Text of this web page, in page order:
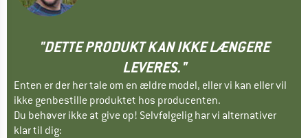
"DETTE PRODUKT KAN IKKE LÆNGERE
LEVERES."
Enten er der her tale om en ældre model, eller vi kan eller vil
ikke genbestille produktet hos producenten.
Du behøver ikke at give op! Selvfølgelig har vi alternativer
klar til dig: